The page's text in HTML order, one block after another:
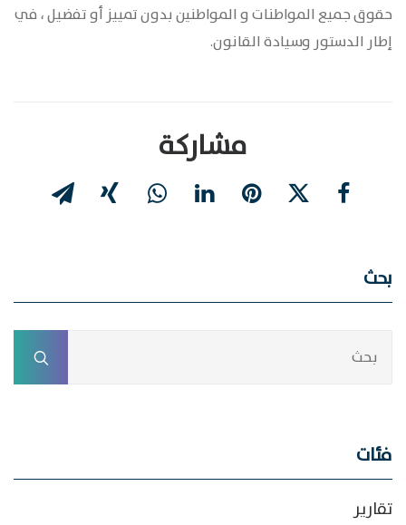
حقوق جميع المواطنات و المواطنين بدون تمييز أو تفضيل ، في
إطار الدستور وسيادة القانون.
مشاركة
بحث
فئات
تقارير